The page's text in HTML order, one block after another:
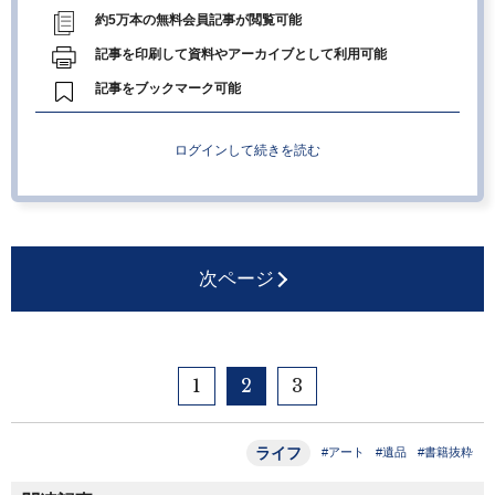
約5万本の無料会員記事が閲覧可能
記事を印刷して資料やアーカイブとして利用可能
記事をブックマーク可能
ログインして続きを読む
次ページ
1 2 3
ライフ #アート #遺品 #書籍抜粋